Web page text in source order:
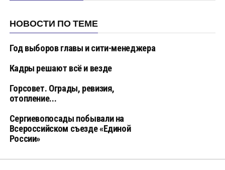
НОВОСТИ ПО ТЕМЕ
Год выборов главы и сити-менеджера
Кадры решают всё и везде
Горсовет. Ограды, ревизия,
отопление...
Сергиевопосады побывали на
Всероссийском съезде «Единой
России»